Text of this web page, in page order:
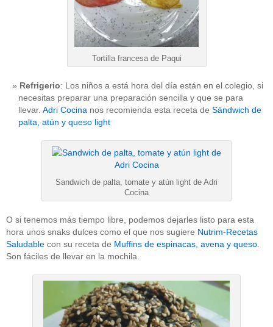
Tortilla francesa de Paqui
Refrigerio: Los niños a está hora del día están en el colegio, si
necesitas preparar una preparación sencilla y que se para
llevar. Adri Cocina nos recomienda esta receta de Sándwich de
palta, atún y queso light
Sandwich de palta, tomate y atún light de Adri
Cocina
O si tenemos más tiempo libre, podemos dejarles listo para esta
hora unos snaks dulces como el que nos sugiere Nutrim-Recetas
Saludable con su receta de Muffins de espinacas, avena y queso.
Son fáciles de llevar en la mochila.